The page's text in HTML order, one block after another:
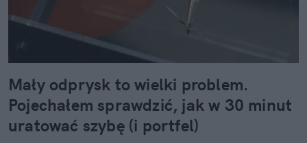
Mały odprysk to wielki problem.
Pojechałem sprawdzić, jak w 30 minut
uratować szybę (i portfel)